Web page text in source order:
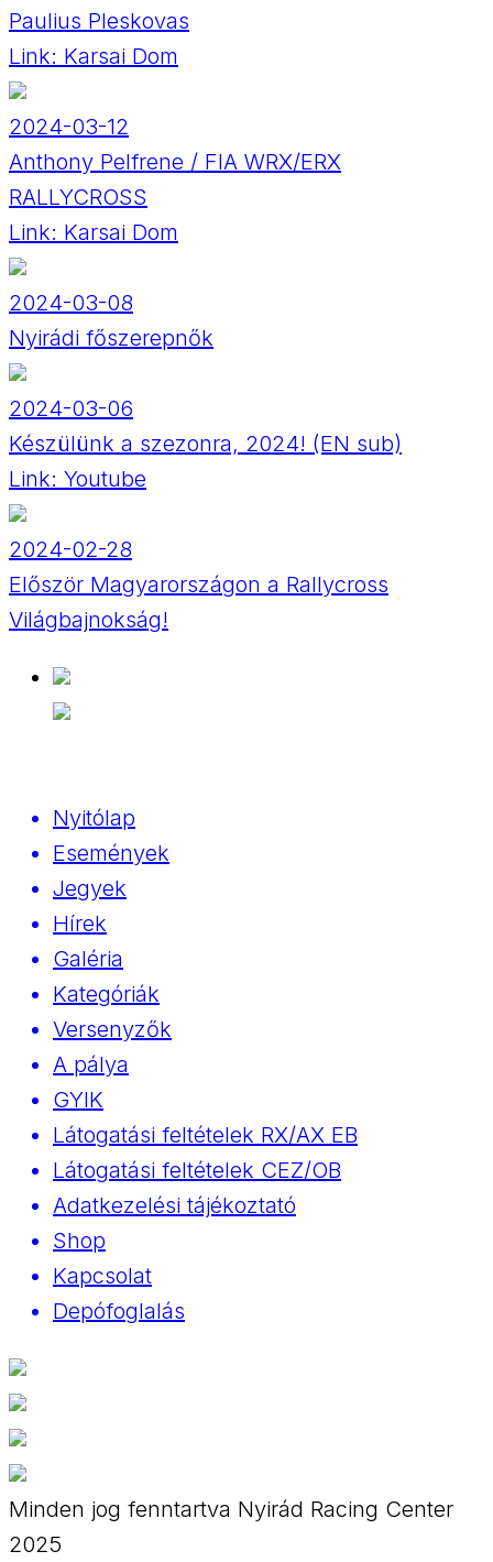
Paulius Pleskovas
Link: Karsai Dom
2024-03-12
Anthony Pelfrene / FIA WRX/ERX
RALLYCROSS
Link: Karsai Dom
2024-03-08
Nyirádi főszerepnők
2024-03-06
Készülünk a szezonra, 2024! (EN sub)
Link: Youtube
2024-02-28
Először Magyarországon a Rallycross
Világbajnokság!
Nyitólap
Események
Jegyek
Hírek
Galéria
Kategóriák
Versenyzők
A pálya
GYIK
Látogatási feltételek RX/AX EB
Látogatási feltételek CEZ/OB
Adatkezelési tájékoztató
Shop
Kapcsolat
Depófoglalás
Minden jog fenntartva Nyirád Racing Center
2025